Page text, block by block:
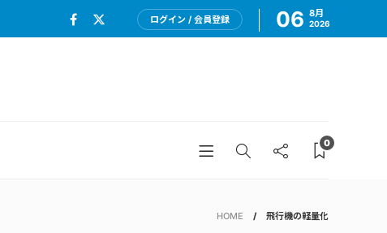
ログイン / 会員登録 06 8月
2026
0
HOME 飛行機の軽量化